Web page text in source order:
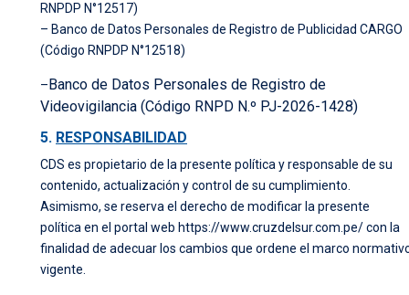
RNPDP N°12517)
– Banco de Datos Personales de Registro de Publicidad CARGO
(Código RNPDP N°12518)
–Banco de Datos Personales de Registro de
Videovigilancia (Código RNPD N.º PJ-2026-1428)
5. RESPONSABILIDAD
CDS es propietario de la presente política y responsable de su
contenido, actualización y control de su cumplimiento.
Asimismo, se reserva el derecho de modificar la presente
política en el portal web https://www.cruzdelsur.com.pe/con la
finalidad de adecuar los cambios que ordene el marco
vigente.